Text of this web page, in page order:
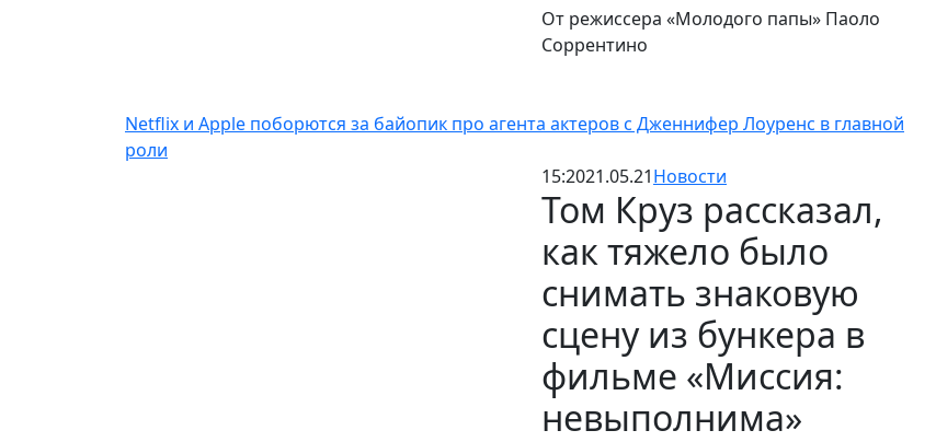
От режиссера «Молодого папы» Паоло
Соррентино
Netflix и Apple поборются за байопик про агента актеров с Дженнифер Лоуренс в главной
роли
15:2021.05.21Новости
Том Круз рассказал,
как тяжело было
снимать знаковую
сцену из бункера в
фильме «Миссия:
невыполнима»